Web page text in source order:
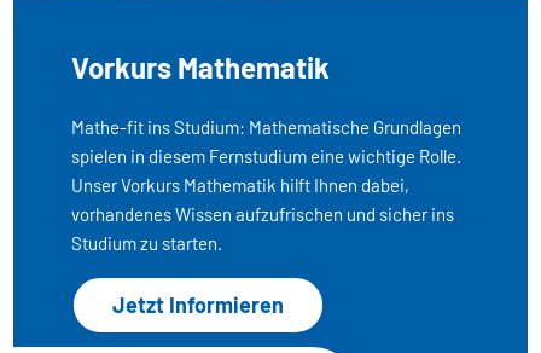
Vorkurs Mathematik
Mathe-fit ins Studium: Mathematische Grundlagen
spielen in diesem Fernstudium eine wichtige Rolle.
Unser Vorkurs Mathematik hilft Ihnen dabei,
vorhandenes Wissen aufzufrischen und sicher ins
Studium zu starten.
Jetzt Informieren